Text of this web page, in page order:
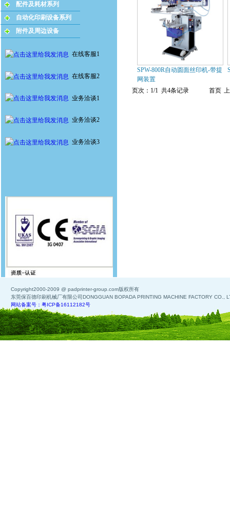
配件及耗材系列
自动化印刷设备系列
附件及周边设备
在线客服1
在线客服2
业务洽谈1
业务洽谈2
业务洽谈3
SPW-800R自动圆面丝印机-带提
网装置
页次：1/1 共4条记录 首页
Copyright2000-2009 @ padprinter-group.com版权所有
东莞保百德印刷机械厂有限公司DONGGUAN BOPADA PRINTING MACHINE FACTORY CO.,
网站备案号：粤ICP备16112182号